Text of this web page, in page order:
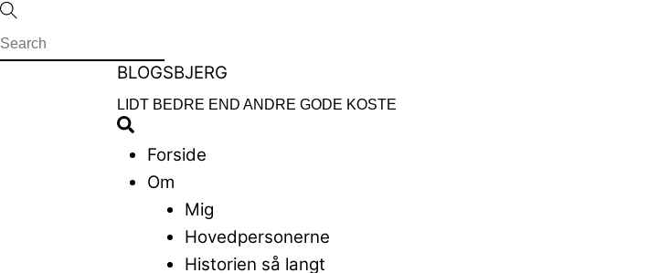
Skip
to
content
Menu
BLOGSBJERG
LIDT BEDRE END ANDRE GODE KOSTE
Search
Forside
Om
Mig
Hovedpersonerne
Historien så langt